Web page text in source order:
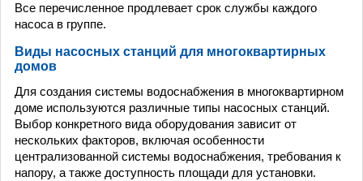
Все перечисленное продлевает срок службы каждого
насоса в группе.
Виды насосных станций для многоквартирных
домов
Для создания системы водоснабжения в многоквартирном
доме используются различные типы насосных станций.
Выбор конкретного вида оборудования зависит от
нескольких факторов, включая особенности
централизованной системы водоснабжения, требования к
напору, а также доступность площади для установки.